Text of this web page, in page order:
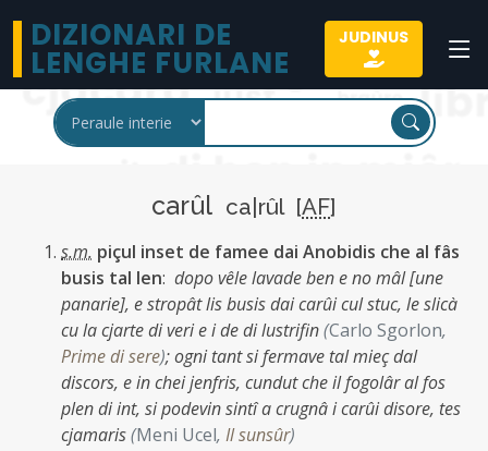
DIZIONARI DE
LENGHE FURLANE
JUDINUS
carûl ca|rûl [AF]
s.m. piçul inset de famee dai Anobidis che al fâs
busis tal len: dopo vêle lavade ben e no mâl [une
panarie], e stropât lis busis dai carûi cul stuc, le slicà
cu la cjarte di veri e i de di lustrifin(Carlo Sgorlon,
Prime di sere);ogni tant si fermave tal mieç dal
discors, e in chei jenfris, cundut che il fogolâr al fos
plen di int, si podevin sintî a crugnâ i carûi disore, tes
cjamaris(Meni Ucel, Il sunsûr)